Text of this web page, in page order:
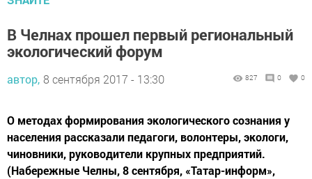
В Челнах прошел первый региональный
экологический форум
автор, 8 сентября 2017 - 13:30 827 0 0
О методах формирования экологического сознания у
населения рассказали педагоги, волонтеры, экологи,
чиновники, руководители крупных предприятий.
(Набережные Челны, 8 сентября, «Татар-информ»,